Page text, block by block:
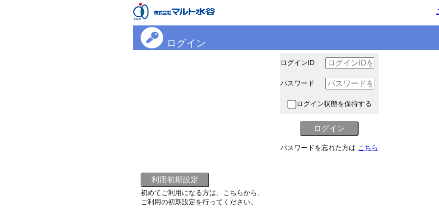
ログイン
ログインID
パスワード
ログイン状態を保持する
パスワードを忘れた方は こちら
初めてご利用になる方は、こちらから、
ご利用の初期設定を行ってください。